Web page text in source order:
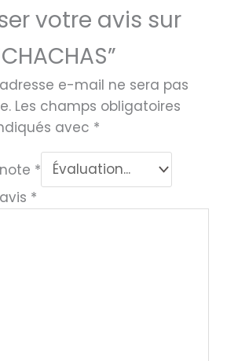
votre avis sur
e-mail ne sera pas
Les champs obligatoires
avec *
*
*